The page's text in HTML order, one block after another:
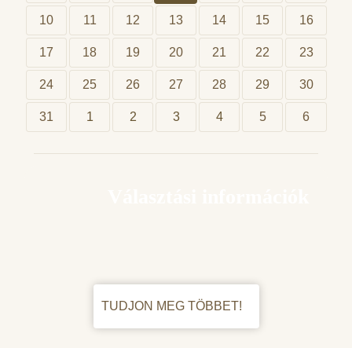
10 11 12 13 14 15 16
17 18 19 20 21 22 23
24 25 26 27 28 29 30
31 1 2 3 4 5 6
TUDJON MEG TÖBBET!